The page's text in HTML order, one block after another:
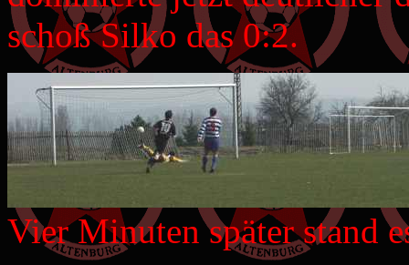
schoß Silko das 0:2.
Vier Minuten später stand